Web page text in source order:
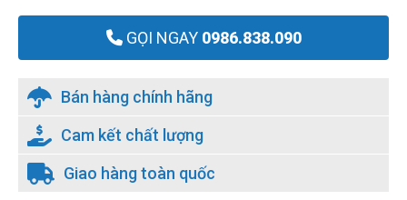
GỌI NGAY0986.838.090
Bán hàng chính hãng
Cam kết chất lượng
Giao hàng toàn quốc